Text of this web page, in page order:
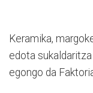
Keramika,
edota
egongo da